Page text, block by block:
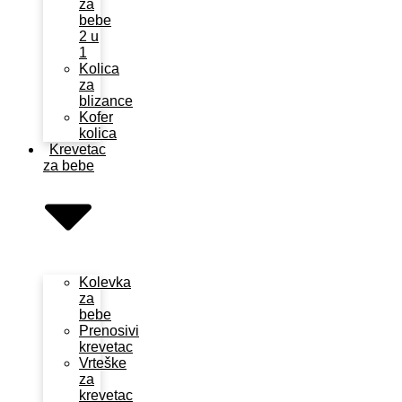
za
bebe
2 u
1
Kolica
za
blizance
Kofer
kolica
Krevetac
za bebe
Kolevka
za
bebe
Prenosivi
krevetac
Vrteške
za
krevetac